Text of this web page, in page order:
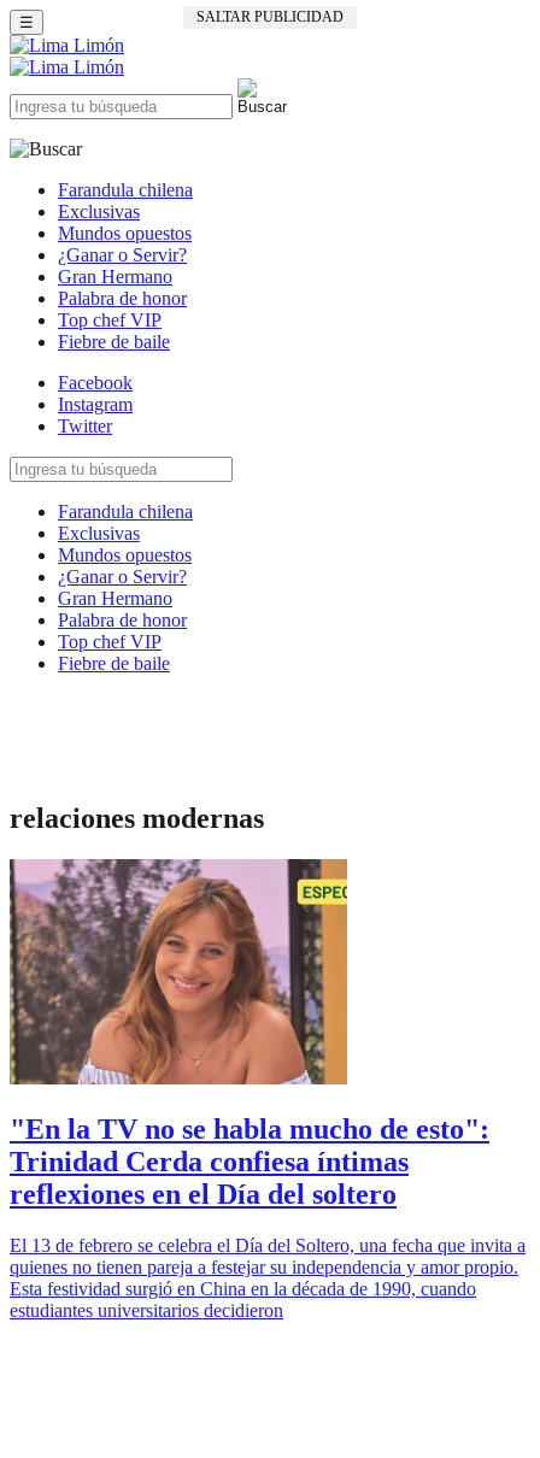
SALTAR PUBLICIDAD
☰
Farandula chilena
Exclusivas
Mundos opuestos
¿Ganar o Servir?
Gran Hermano
Palabra de honor
Top chef VIP
Fiebre de baile
Facebook
Instagram
Twitter
Farandula chilena
Exclusivas
Mundos opuestos
¿Ganar o Servir?
Gran Hermano
Palabra de honor
Top chef VIP
Fiebre de baile
relaciones modernas
"En la TV no se habla mucho de esto":
Trinidad Cerda confiesa íntimas
reflexiones en el Día del soltero
El 13 de febrero se celebra el Día del Soltero, una fecha que invita a
quienes no tienen pareja a festejar su independencia y amor propio.
Esta festividad surgió en China en la década de 1990, cuando
estudiantes universitarios decidieron